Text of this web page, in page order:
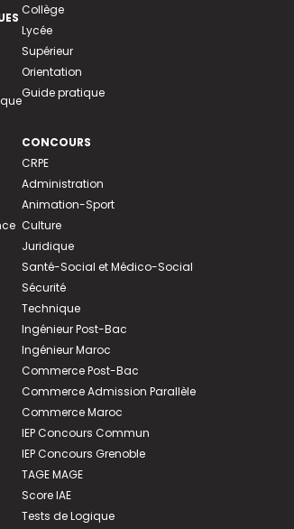
Collège
Lycée
Supérieur
Orientation
Guide pratique
CONCOURS
CRPE
Administration
Animation-Sport
Culture
Juridique
Santé-Social et Médico-Social
Sécurité
Technique
Ingénieur Post-Bac
Ingénieur Maroc
Commerce Post-Bac
Commerce Admission Parallèle
Commerce Maroc
IEP Concours Commun
IEP Concours Grenoble
TAGE MAGE
Score IAE
Tests de Logique